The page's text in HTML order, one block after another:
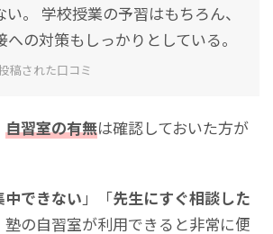
い。 学校授業の予習はもちろん、
の対策もしっかりとしている。
稿された口コミ
自習室の有無は確認しておいた方が
できない」「先生にすぐ相談した
の自習室が利用できると非常に便